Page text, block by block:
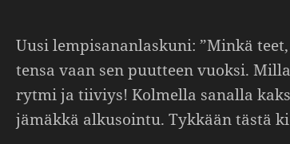
Uusi lempi­sa­nan­las­kuni: ”Minkä
tensa vaan sen puut­teen vuoksi.
rytmi ja tiiviys! Kolmella sanalla
jämäkkä alkusointu. Tykkään tästä